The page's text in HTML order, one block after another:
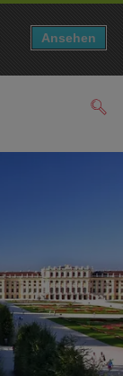
Ansehen